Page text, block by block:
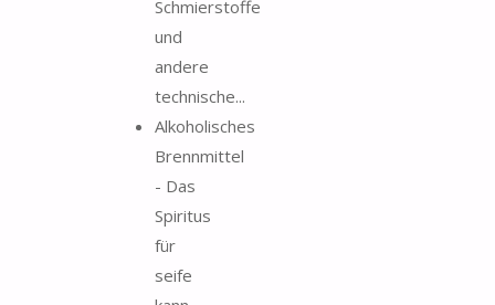
Schmierstoffe
und
andere
technische...
Alkoholisches
Brennmittel
- Das
Spiritus
für
seife